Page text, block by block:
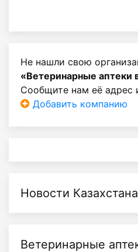
Не нашли свою
«Ветеринарные
Сообщите нам её адрес
Добавить компанию
Новости Казахстана
Ветеринарные